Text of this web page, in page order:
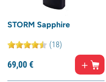
STORM Sapphire
(18)
69,00€